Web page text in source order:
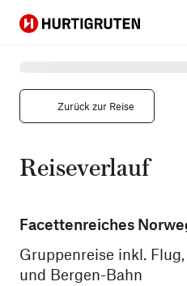
Hurtigruten
Zurück zur Reise
Reiseverlauf
Facettenreiches
Gruppenreise inkl.
und Bergen-Bahn